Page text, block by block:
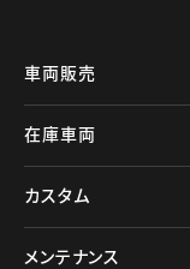
車両販売
在庫車両
カスタム
メンテナンス